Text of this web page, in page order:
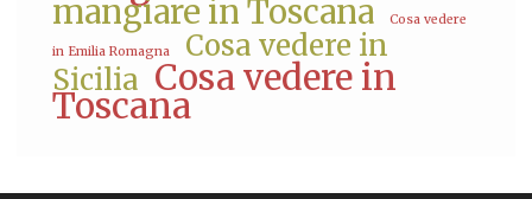
mangiare in Toscana Cosa vedere
in Emilia Romagna
Cosa vedere in
Sicilia Cosa vedere in
Toscana